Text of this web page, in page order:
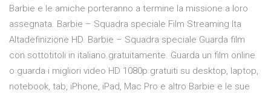
Barbie e le amiche porteranno a termine la missione a loro
assegnata. Barbie – Squadra speciale Film Streaming Ita
Altadefinizione HD. Barbie – Squadra speciale Guarda film
con sottotitoli in italiano gratuitamente. Guarda un film online
o guarda i migliori video HD 1080p gratuiti su desktop, laptop,
notebook, tab, iPhone, iPad, Mac Pro e altro Barbie e le sue